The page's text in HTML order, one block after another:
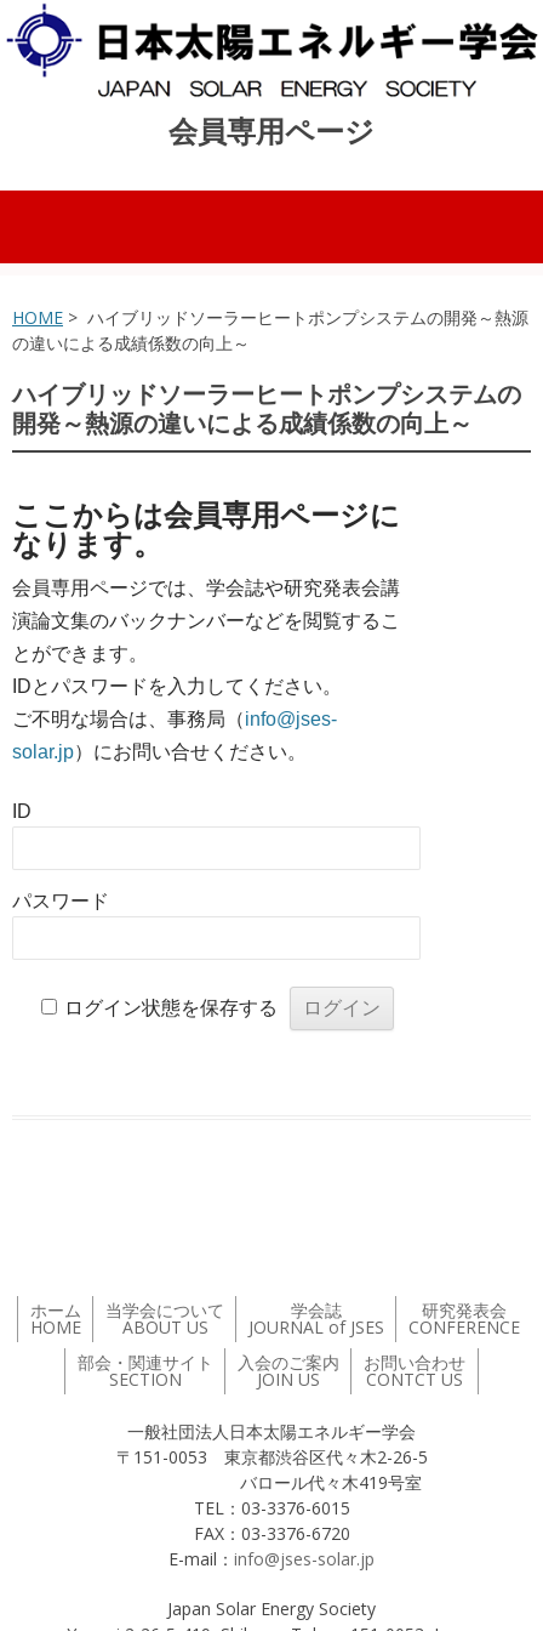
会員専用ページ
コンテンツへスキップ
HOME > ハイブリッドソーラーヒートポンプシステムの開発～熱源
の違いによる成績係数の向上～
ハイブリッドソーラーヒートポンプシステムの
開発～熱源の違いによる成績係数の向上～
ここからは会員専用ページに
なります。
会員専用ページでは、学会誌や研究発表会講
演論文集のバックナンバーなどを閲覧するこ
とができます。
IDとパスワードを入力してください。
ご不明な場合は、事務局（info@jses-
solar.jp）にお問い合せください。
ID
パスワード
ログイン状態を保存する
ホーム
HOME
当学会について
ABOUT US
学会誌
JOURNAL of JSES
研究発表会
CONFERENCE
部会・関連サイト
SECTION
入会のご案内
JOIN US
お問い合わせ
CONTCT US
一般社団法人日本太陽エネルギー学会
〒151-0053 東京都渋谷区代々木2-26-5
バロール代々木419号室
TEL：03-3376-6015
FAX：03-3376-6720
E-mail： info@jses-solar.jp
Japan Solar Energy Society